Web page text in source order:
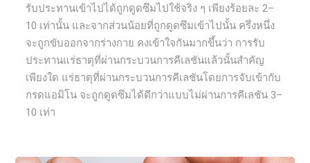
รับประทานเข้าไปได้ถูกดูดซึมไปใช้จริง ๆ เพียงร้อยละ 2–
10 เท่านั้น และจากส่วนน้อยที่ถูกดูดซึมเข้าไปนั้น ครึ่งหนึ่ง
จะถูกขับออกจากร่างกาย คงเข้าใจกันมากขึ้นว่า การรับ
ประทานแร่ธาตุที่ผ่านกระบวนการคีเลชันแล้วนั้นสำคัญ
เพียงใด แร่ธาตุที่ผ่านกระบวนการคีเลชันโดยการจับเข้ากับ
กรดแอมิโน จะถูกดูดซึมได้ดีกว่าแบบไม่ผ่านการคีเลชัน 3–
10 เท่า